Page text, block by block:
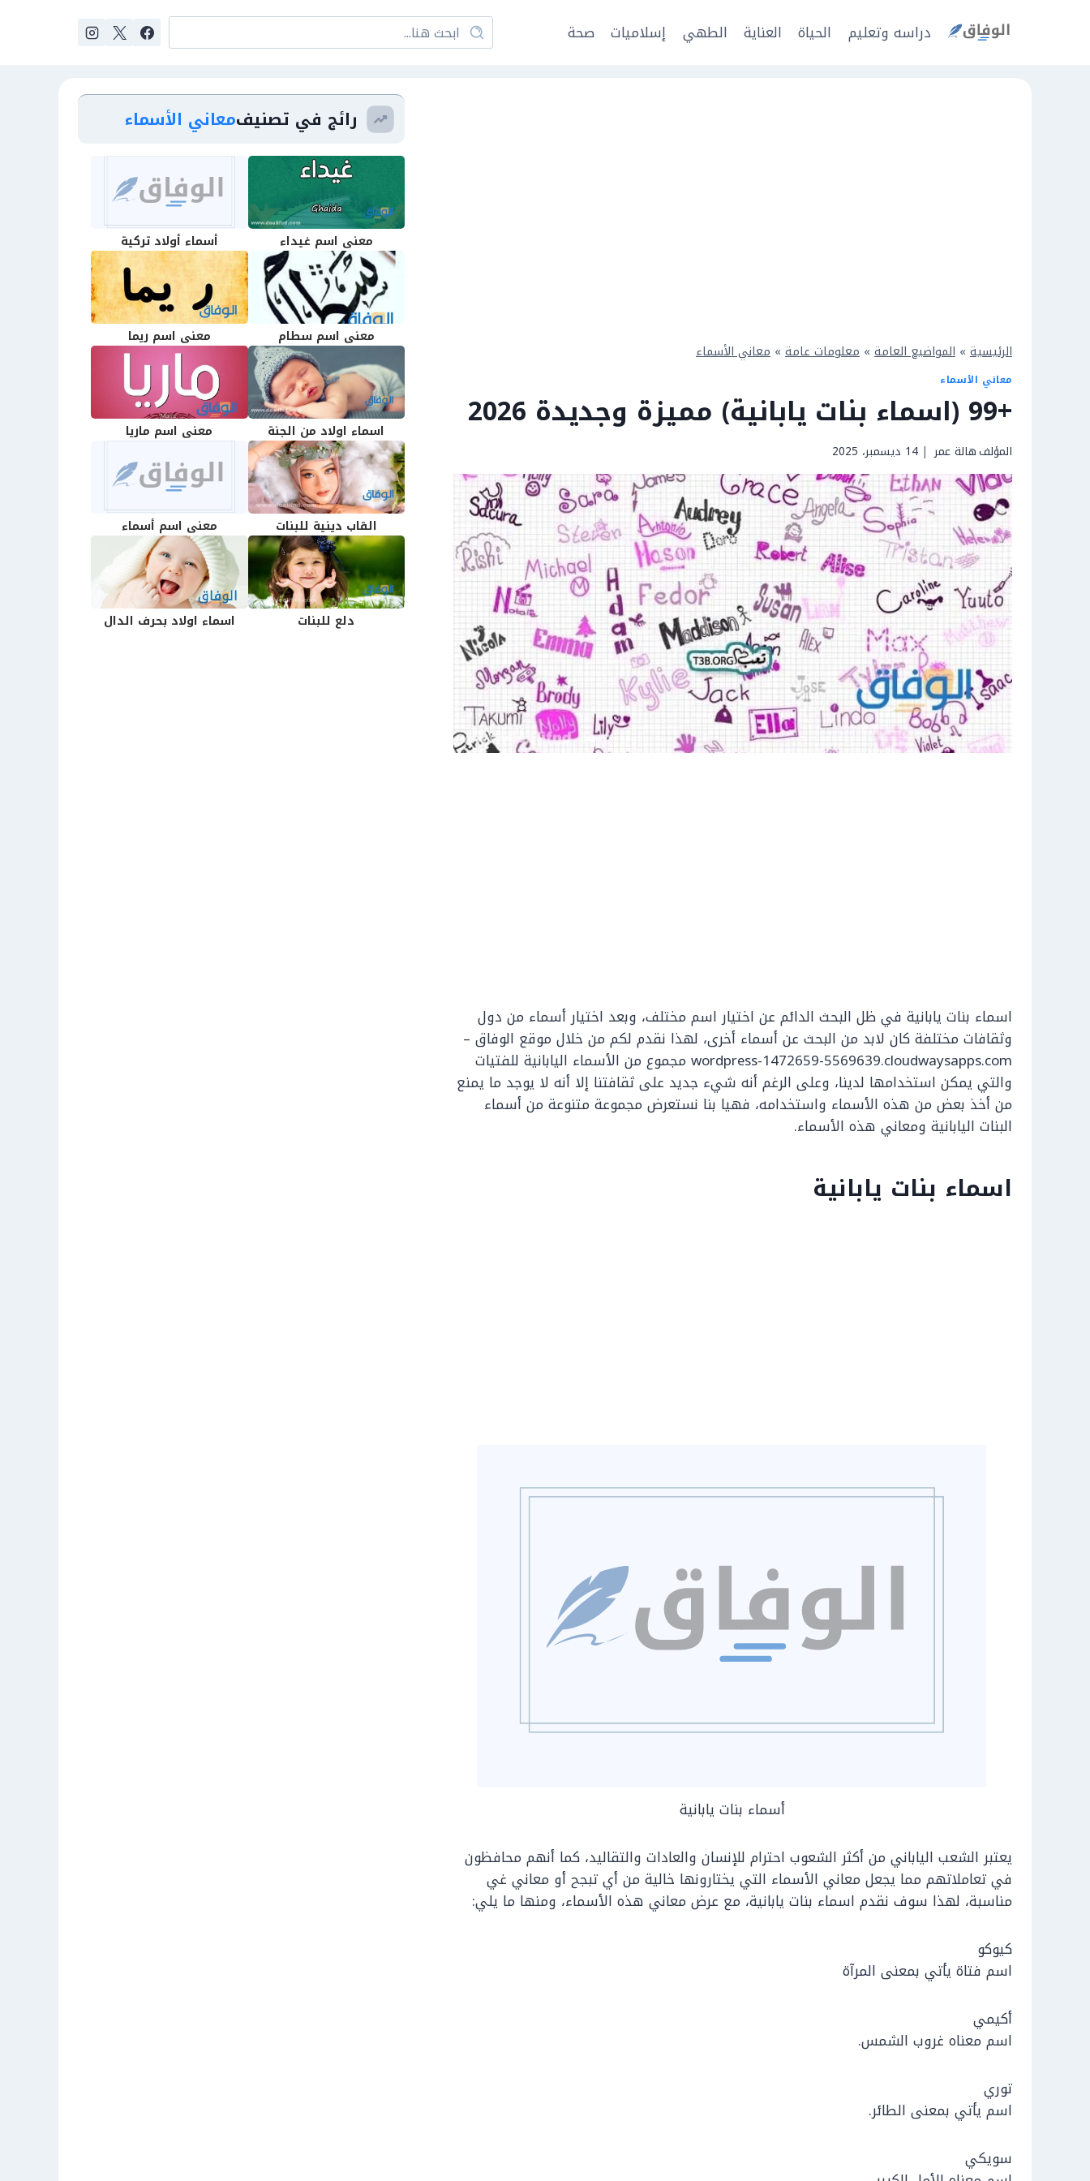
دراسه وتعليم الحياة العناية الطهي إسلاميات صحة
الرئيسية » المواضيع العامة » معلومات عامة » معاني الأسماء
معاني الأسماء
+99 (اسماء بنات يابانية) مميزة وجديدة 2026
المؤلفهالة عمر 14 ديسمبر، 2025
اسماء بنات يابانية في ظل البحث الدائم عن اختيار اسم مختلف، وبعد اختيار أسماء من دول
وثقافات مختلفة كان لابد من البحث عن أسماء أخرى، لهذا نقدم لكم من خلال موقع الوفاق –
wordpress-1472659-5569639.cloudwaysapps.com مجموع من الأسماء اليابانية للفتيات
والتي يمكن استخدامها لدينا، وعلى الرغم أنه شيء جديد على ثقافتنا إلا أنه لا يوجد ما يمنع
من أخذ بعض من هذه الأسماء واستخدامه، فهيا بنا نستعرض مجموعة متنوعة من أسماء
البنات اليابانية ومعاني هذه الأسماء.
اسماء بنات يابانية
أسماء بنات يابانية
يعتبر الشعب الياباني من أكثر الشعوب احترام للإنسان والعادات والتقاليد، كما أنهم محافظون
في تعاملاتهم مما يجعل معاني الأسماء التي يختارونها خالية من أي تبجح أو معاني غي
مناسبة، لهذا سوف نقدم اسماء بنات يابانية، مع عرض معاني هذه الأسماء، ومنها ما يلي:
كيوكو
اسم فتاة يأتي بمعنى المرآة
أكيمي
اسم معناه غروب الشمس.
توري
اسم يأتي بمعنى الطائر.
سويكي
رائج في تصنيفمعاني الأسماء
معنى اسم غيداء أسماء أولاد تركية
معنى اسم سطام معنى اسم ريما
اسماء اولاد من الجنة معنى اسم ماريا
القاب دينية للبنات معنى اسم أسماء
دلع للبنات اسماء اولاد بحرف الدال